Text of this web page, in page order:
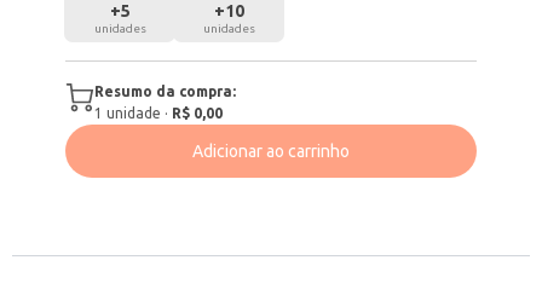
+5
unidades
+10
unidades
Resumo da compra:
1 unidade · R$ 0,00
Adicionar ao carrinho